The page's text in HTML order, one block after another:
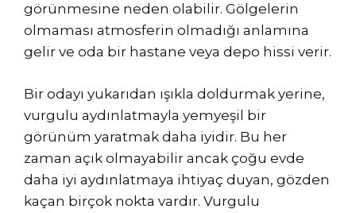
görünmesine neden olabilir. Gölgelerin
olmaması atmosferin olmadığı anlamına
gelir ve oda bir hastane veya depo hissi verir.
Bir odayı yukarıdan ışıkla doldurmak yerine,
vurgulu aydınlatmayla yemyeşil bir
görünüm yaratmak daha iyidir. Bu her
zaman açık olmayabilir ancak çoğu evde
daha iyi aydınlatmaya ihtiyaç duyan, gözden
kaçan birçok nokta vardır. Vurgulu